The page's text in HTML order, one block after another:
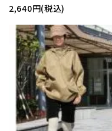
2,640円(税込)